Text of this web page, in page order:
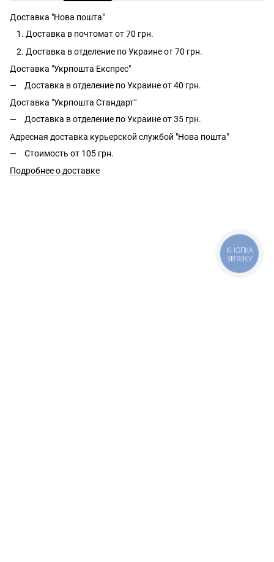
Доставка "Нова пошта"
Доставка в почтомат от 70 грн.
Доставка в отделение по Украине от 70 грн.
Доставка "Укрпошта Експрес"
Доставка в отделение по Украине от 40 грн.
Доставка "Укрпошта Стандарт"
Доставка в отделение по Украине от 35 грн.
Адресная доставка курьерской службой "Нова пошта"
Стоимость от 105 грн.
Подробнее о доставке
КНОПКА
ЗВ'ЯЗКУ